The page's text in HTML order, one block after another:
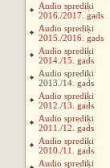
Audio sprediķi
2016./2017. gads
Audio sprediķi
2015./2016. gads
Audio sprediķi
2014./15. gads
Audio sprediķi
2013./14. gads
Audio sprediķi
2012./13. gads
Audio sprediķi
2011./12. gads
Audio sprediķi
2010./11. gads
Audio sprediķi